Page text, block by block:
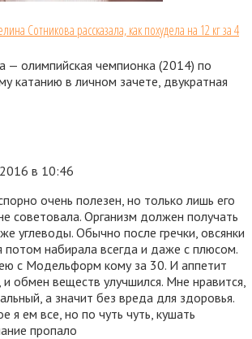
Сотникова рассказала, как похудела на 12 кг за 4
— олимпийская чемпионка (2014) по
катанию в личном зачете, двукратная
в 10:46
очень полезен, но только лишь его
советовала. Организм должен получать
углеводы. Обычно после гречки, овсянки
потом набирала всегда и даже с плюсом.
с Модельформ кому за 30. И аппетит
обмен веществ улучшился. Мне нравится,
а значит без вреда для здоровья.
я ем все, но по чуть чуть, кушать
пропало